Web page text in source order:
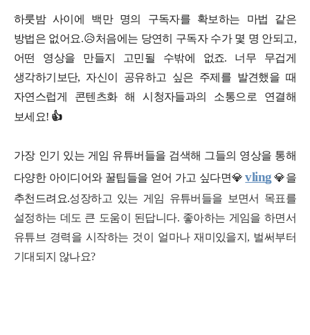
하룻밤 사이에 백만 명의 구독자를 확보하는 마법 같은
방법은 없어요.😥처음에는 당연히 구독자 수가 몇 명 안되고,
어떤 영상을 만들지 고민될 수밖에 없죠. 너무 무겁게
생각하기보단, 자신이 공유하고 싶은 주제를 발견했을 때
자연스럽게 콘텐츠화 해 시청자들과의 소통으로 연결해
보세요! 👍
가장 인기 있는 게임 유튜버들을 검색해 그들의 영상을 통해
다양한 아이디어와 꿀팁들을 얻어 가고 싶다면💎 vling 💎을
추천드려요.성장하고 있는 게임 유튜버들을 보면서 목표를
설정하는 데도 큰 도움이 된답니다. 좋아하는 게임을 하면서
유튜브 경력을 시작하는 것이 얼마나 재미있을지, 벌써부터
기대되지 않나요?